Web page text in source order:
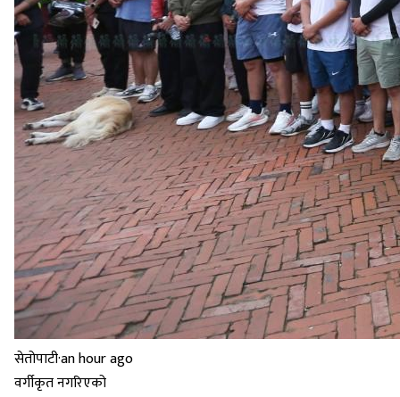
सेतोपाटी·an hour ago
वर्गीकृत नगरिएको